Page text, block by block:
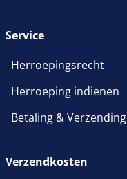
Service
Herroepingsrecht
Herroeping indienen
Betaling & Verzending
Verzendkosten